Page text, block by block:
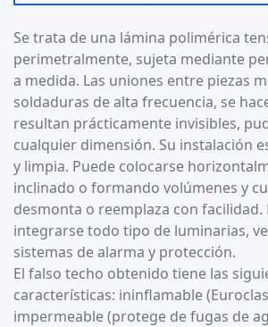
Se trata de una lámina polimérica
perimetralmente, sujeta mediante
a medida. Las uniones entre piezas
soldaduras de alta frecuencia, se
resultan prácticamente invisibles,
cualquier dimensión. Su instalación
y limpia. Puede colocarse
inclinado o formando volúmenes y
desmonta o reemplaza con facilidad.
integrarse todo tipo de luminarias,
sistemas de alarma y protección.
El falso techo obtenido tiene las
características: ininflamable
impermeable (protege de fugas de